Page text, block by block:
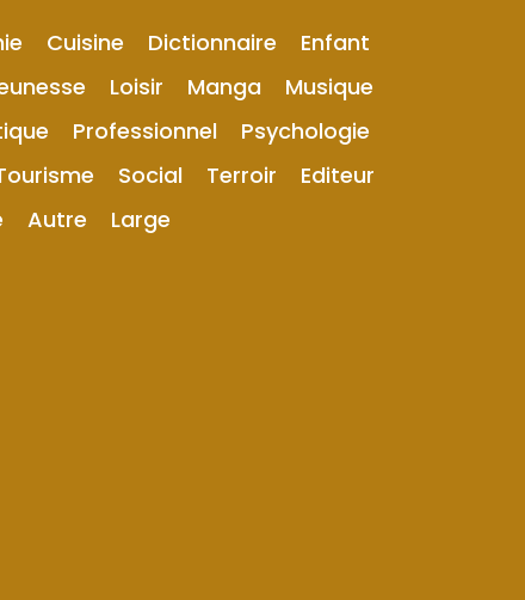
Cuisine Dictionnaire
Enfant
Loisir Manga
Musique
Professionnel
Psychologie
Social Terroir
Editeur
Autre Large